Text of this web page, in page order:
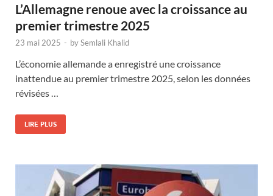
L’Allemagne renoue avec la croissance au
premier trimestre 2025
23 mai 2025 - bySemlali Khalid
L’économie allemande a enregistré une croissance
inattendue au premier trimestre 2025, selon les données
révisées …
LIRE PLUS